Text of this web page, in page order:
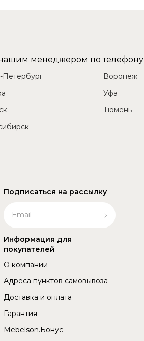
нашим менеджером по телефону
Петербург
Воронеж
Уфа
Тюмень
Подписаться на рассылку
Информация для
покупателей
О компании
Адреса пунктов самовывоза
Доставка и оплата
Гарантия
Mebelson.Бонус